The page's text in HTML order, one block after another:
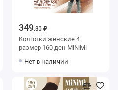
349.30 ₽
Колготки женские 4
размер 160 ден MiNiMi
Нет в наличии